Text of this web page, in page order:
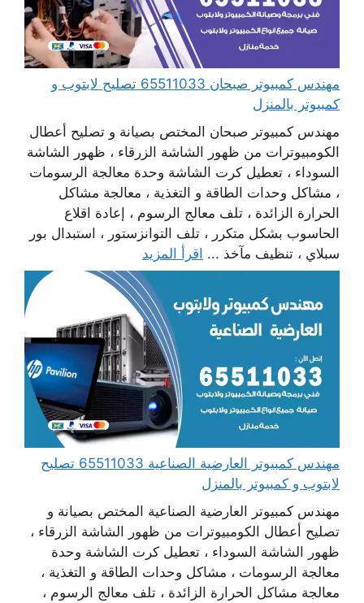
مهندس كمبيوتر صبحان 65511033 تصليح لابتوب و
كمبيوتر بالمنزل
مهندس كمبيوتر صبحان المختص بصيانة و تصليح أعطال
الكومبيوترات من ظهور الشاشة الزرقاء ، ظهور الشاشة
السوداء ، تعطيل كرت الشاشة وحدة معالجة الرسومات
، مشاكل وحدات الطاقة و التغذية ، معالجة مشاكل
الحرارة الزائدة ، تلف معالج الرسوم ، إعادة اقلاع
الحاسوب بشكل متكرر ، تلف التوانزستور ، استبدال بور
سبلاي ، تنظيف مآخذ ... اقرأ المزيد
مهندس كمبيوتر العارضية الصناعية 65511033 تصليح
لابتوب و كمبيوتر بالمنزل
مهندس كمبيوتر العارضية الصناعية المختص بصيانة و
تصليح أعطال الكومبيوترات من ظهور الشاشة الزرقاء ،
ظهور الشاشة السوداء ، تعطيل كرت الشاشة وحدة
معالجة الرسومات ، مشاكل وحدات الطاقة و التغذية ،
معالجة مشاكل الحرارة الزائدة ، تلف معالج الرسوم ،